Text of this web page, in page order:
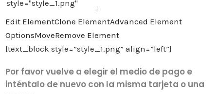
Edit ElementClone ElementAdvanced Element
OptionsMoveRemove Element
[text_block style=”style_1.png” align=”left”]
Por favor vuelve a elegir el medio de pago e
inténtalo de nuevo con la misma tarjeta o una